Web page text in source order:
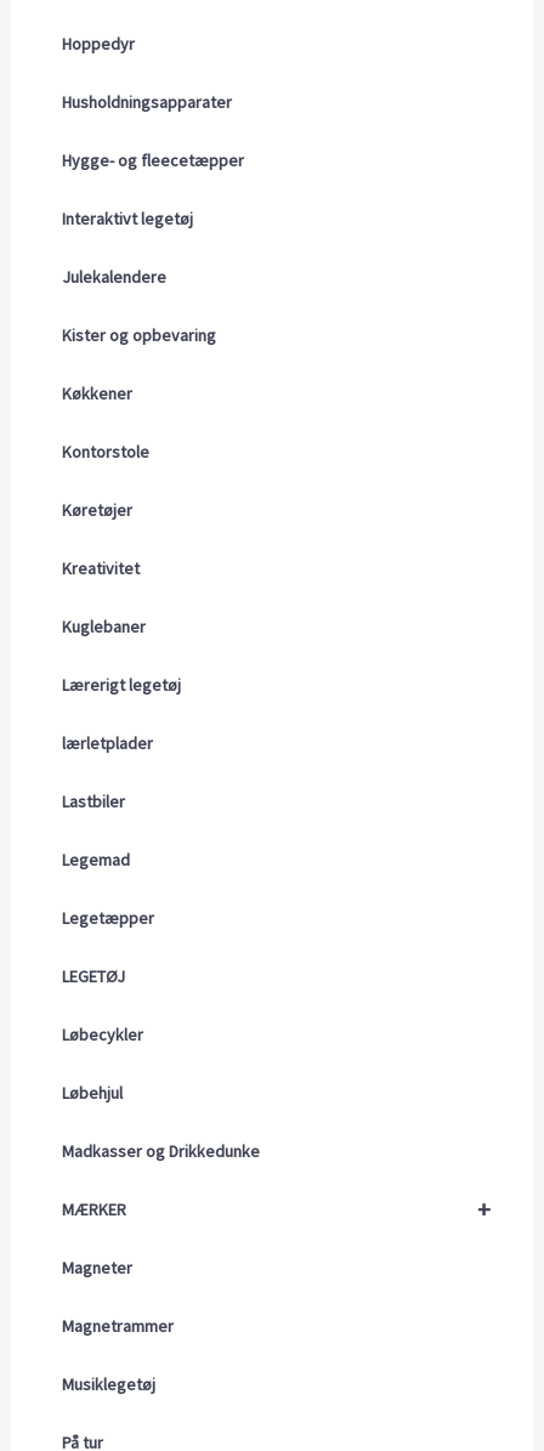
Hoppedyr
Husholdningsapparater
Hygge- og fleecetæpper
Interaktivt legetøj
Julekalendere
Kister og opbevaring
Køkkener
Kontorstole
Køretøjer
Kreativitet
Kuglebaner
Lærerigt legetøj
lærletplader
Lastbiler
Legemad
Legetæpper
LEGETØJ
Løbecykler
Løbehjul
Madkasser og Drikkedunke
+
MÆRKER
Magneter
Magnetrammer
Musiklegetøj
På tur